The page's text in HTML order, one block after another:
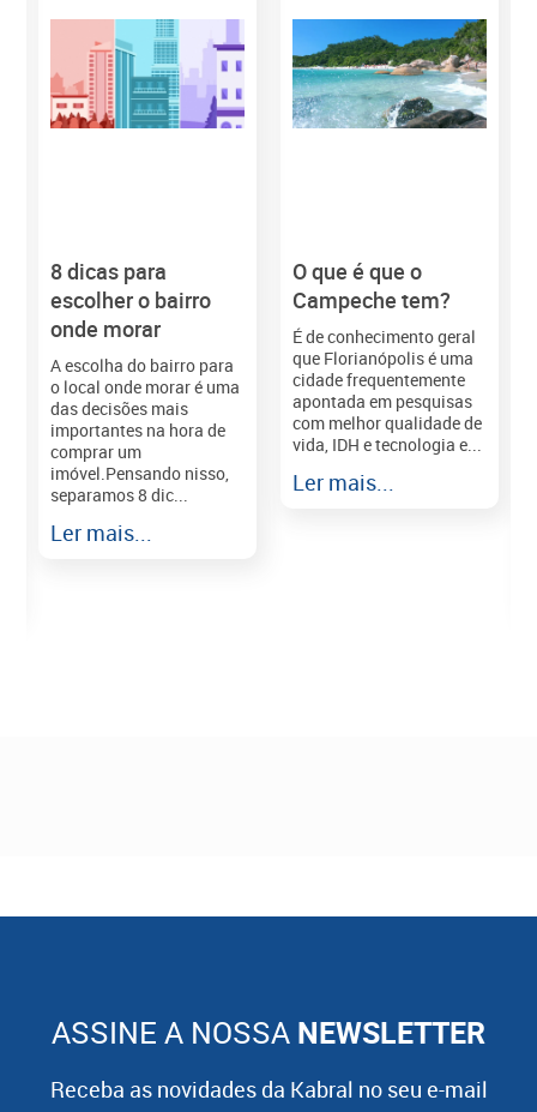
8 dicas para
escolher o bairro
onde morar
A escolha do bairro para
o local onde morar é uma
das decisões mais
importantes na hora de
comprar um
imóvel.Pensando nisso,
separamos 8 dic...
Ler mais...
O que é que o
Campeche tem?
É de conhecimento geral
que Florianópolis é uma
cidade frequentemente
apontada em pesquisas
com melhor qualidade de
vida, IDH e tecnologia e...
Ler mais...
ASSINE A NOSSA NEWSLETTER
Receba as novidades da Kabral no seu e-mail